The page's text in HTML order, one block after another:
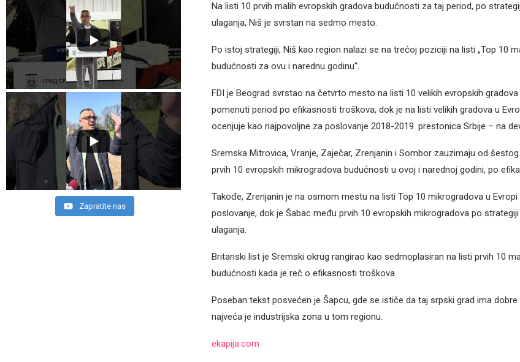
Na listi 10 prvih malih evropskih gradova budućnosti za taj period, po
ulaganja, Niš je svrstan na sedmo mesto.
Po istoj strategiji, Niš kao region nalazi se na trećoj poziciji na listi „Top 10
budućnosti za ovu i narednu godinu“.
FDI je Beograd svrstao na četvrto mesto na listi 10 velikih evropskih
pomenuti period po efikasnosti troškova, dok je na listi velikih gradova u
ocenjuje kao najpovoljne za poslovanje 2018-2019. prestonica Srbije – na
Sremska Mitrovica, Vranje, Zaječar, Zrenjanin i Sombor zauzimaju od
prvih 10 evropskih mikrogradova budućnosti u ovoj i narednoj godini, po
Takođe, Zrenjanin je na osmom mestu na listi Top 10 mikrogradova u
poslovanje, dok je Šabac među prvih 10 evropskih mikrogradova po
ulaganja.
Britanski list je Sremski okrug rangirao kao sedmoplasiran na listi prvih 10
budućnosti kada je reč o efikasnosti troškova.
Poseban tekst posvećen je Šapcu, gde se ističe da taj srpski grad ima
najveća je industrijska zona u tom regionu.
ekapija.com
Zapratite nas